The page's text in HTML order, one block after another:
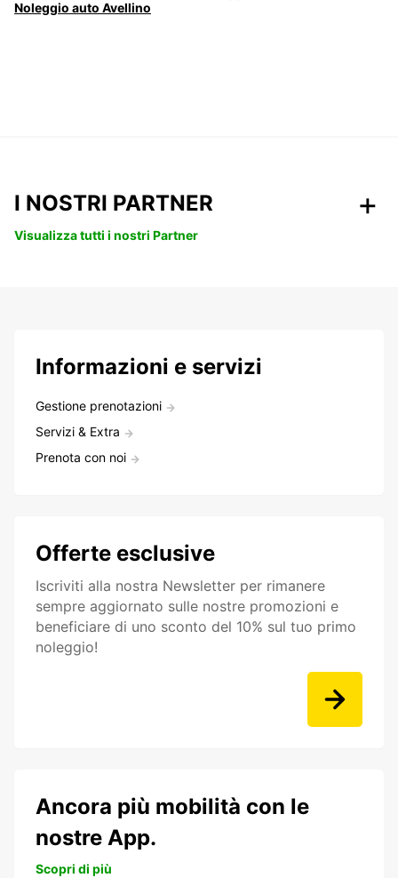
Noleggio auto Avellino
I NOSTRI PARTNER
Visualizza tutti i nostri Partner
Informazioni e servizi
Gestione prenotazioni
Servizi & Extra
Prenota con noi
Offerte esclusive
Iscriviti alla nostra Newsletter per rimanere
sempre aggiornato sulle nostre promozioni e
beneficiare di uno sconto del 10% sul tuo primo
noleggio!
Ancora più mobilità con le
nostre App.
Scopri di più